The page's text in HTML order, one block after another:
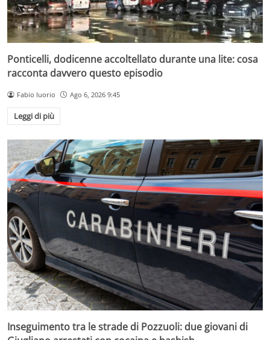
Ponticelli, dodicenne accoltellato durante una lite: cosa
racconta davvero questo episodio
Fabio Iuorio Ago 6, 2026 9:45
Leggi di più
Inseguimento tra le strade di Pozzuoli: due giovani di